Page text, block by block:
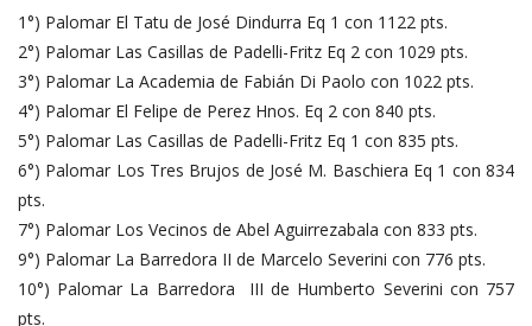
1°) Palomar El Tatu de José Dindurra Eq 1 con 1122 pts.
2°) Palomar Las Casillas de Padelli-Fritz Eq 2 con 1029 pts.
3°) Palomar La Academia de Fabián Di Paolo con 1022 pts.
4°) Palomar El Felipe de Perez Hnos. Eq 2 con 840 pts.
5°) Palomar Las Casillas de Padelli-Fritz Eq 1 con 835 pts.
6°) Palomar Los Tres Brujos de José M. Baschiera Eq 1 con 834
pts.
7°) Palomar Los Vecinos de Abel Aguirrezabala con 833 pts.
9°) Palomar La Barredora II de Marcelo Severini con 776 pts.
10°) Palomar La Barredora III de Humberto Severini con 757
pts.